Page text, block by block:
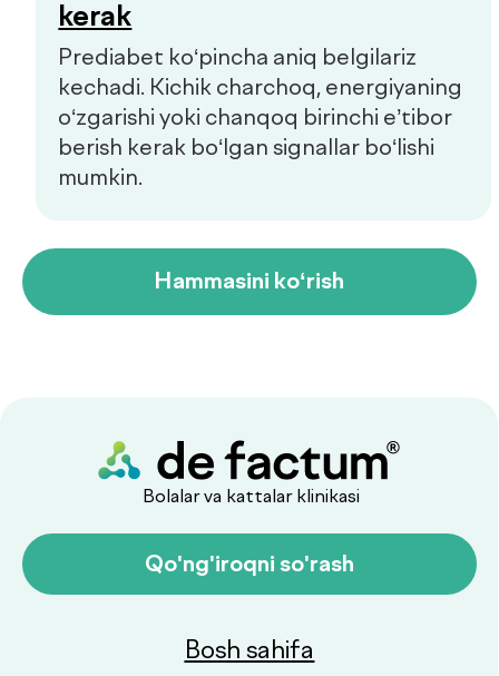
Copyright © 2026, De factum. Barcha huquqlar himoyalangan
Maxfiylik siyosati
Saytfuture-group.uz tomonidan ishlab chiqilgan